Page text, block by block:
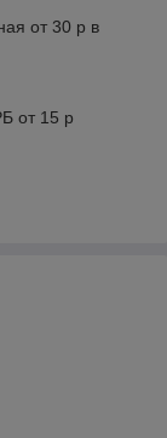
от 30 р в
от 15 р